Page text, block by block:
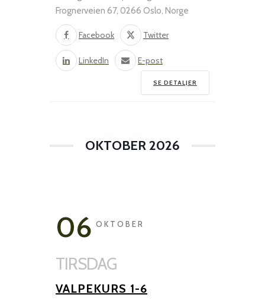
Frognerveien 67, 0266 Oslo, Norge
Facebook Twitter
LinkedIn E-post
SE DETALJER
OKTOBER 2026
06 OKTOBER
TIRSDAG
VALPEKURS 1-6